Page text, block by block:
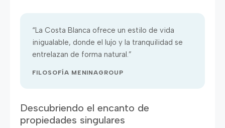
“La Costa Blanca ofrece un estilo de vida
inigualable, donde el lujo y la tranquilidad se
entrelazan de forma natural.”
FILOSOFÍA MENINAGROUP
Descubriendo el encanto de
propiedades singulares